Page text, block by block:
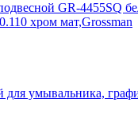
GR-4455SQ
хром мат,Grossman